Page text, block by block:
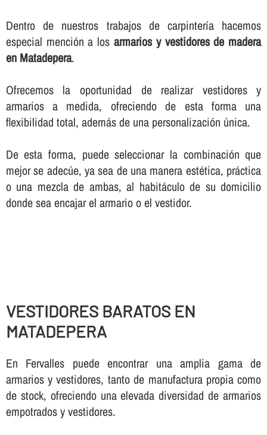
Dentro de nuestros trabajos de carpinterí­a hacemos
especial mención a los armarios y vestidores de madera
en Matadepera.
Ofrecemos la oportunidad de realizar vestidores y
armarios a medida, ofreciendo de esta forma una
flexibilidad total, además de una personalización única.
De esta forma, puede seleccionar la combinación que
mejor se adecúe, ya sea de una manera estética, práctica
o una mezcla de ambas, al habitáculo de su domicilio
donde sea encajar el armario o el vestidor.
VESTIDORES BARATOS EN
MATADEPERA
En Fervalles puede encontrar una amplia gama de
armarios y vestidores, tanto de manufactura propia como
de stock, ofreciendo una elevada diversidad de armarios
empotrados y vestidores.